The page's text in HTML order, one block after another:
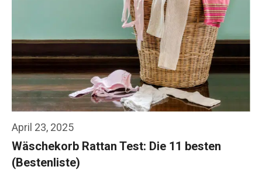
April 23, 2025
Wäschekorb Rattan Test: Die 11 besten
(Bestenliste)